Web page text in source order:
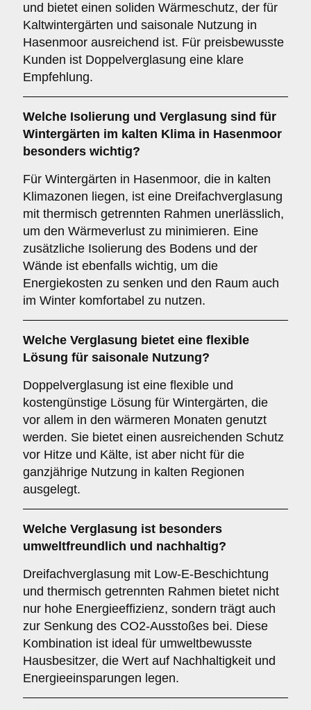
und bietet einen soliden Wärmeschutz, der für
Kaltwintergärten und saisonale Nutzung in
Hasenmoor ausreichend ist. Für preisbewusste
Kunden ist Doppelverglasung eine klare
Empfehlung.
Welche Isolierung und Verglasung sind für
Wintergärten im kalten Klima in Hasenmoor
besonders wichtig?
Für Wintergärten in Hasenmoor, die in kalten
Klimazonen liegen, ist eine Dreifachverglasung
mit thermisch getrennten Rahmen unerlässlich,
um den Wärmeverlust zu minimieren. Eine
zusätzliche Isolierung des Bodens und der
Wände ist ebenfalls wichtig, um die
Energiekosten zu senken und den Raum auch
im Winter komfortabel zu nutzen.
Welche Verglasung bietet eine flexible
Lösung für saisonale Nutzung?
Doppelverglasung ist eine flexible und
kostengünstige Lösung für Wintergärten, die
vor allem in den wärmeren Monaten genutzt
werden. Sie bietet einen ausreichenden Schutz
vor Hitze und Kälte, ist aber nicht für die
ganzjährige Nutzung in kalten Regionen
ausgelegt.
Welche Verglasung ist besonders
umweltfreundlich und nachhaltig?
Dreifachverglasung mit Low-E-Beschichtung
und thermisch getrennten Rahmen bietet nicht
nur hohe Energieeffizienz, sondern trägt auch
zur Senkung des CO2-Ausstoßes bei. Diese
Kombination ist ideal für umweltbewusste
Hausbesitzer, die Wert auf Nachhaltigkeit und
Energieeinsparungen legen.